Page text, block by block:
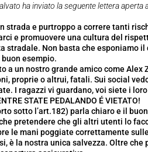
ha inviato la seguente lettera aperta
strada e purtroppo a correre tanti
e promuovere una cultura del
stradale. Non basta che esponiamo
esempio.
a un nostro grande amico come
proprie o altrui, fatali. Sui social
I ragazzi vi guardano, voi siete i
STATE PEDALANDO É VIETATO!
sotto l’art.182) parla chiaro e il
pretendere che gli altri utenti lo
le mani poggiate correttamente
è la nostra unica salvezza. Oltre